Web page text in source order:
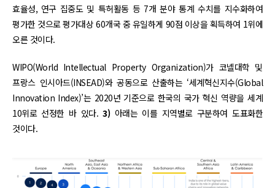
효율성, 연구 집중도 및 특허활동 등 7개 분야 통계 수치를 지수화하여
평가한 것으로 평가대상 60개국 중 유일하게 90점 이상을 획득하여 1위에
오른 것이다.
WIPO(World Intellectual Property Organization)가 코넬대학 및
프랑스 인시아드(INSEAD)와 공동으로 산출하는 ‘세계혁신지수(Global
Innovation Index)’는 2020년 기준으로 한국의 국가 혁신 역량을 세계
10위로 선정한 바 있다.3) 아래는 이를 지역별로 구분하여 도표화한
것이다.